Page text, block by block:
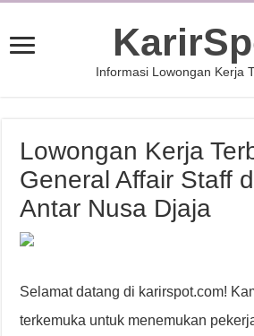
Informasi Lowongan Kerja
Lowongan Kerja
General Affair Staff
Antar Nusa Djaja
Selamat datang di karirspot.com!
terkemuka untuk menemukan